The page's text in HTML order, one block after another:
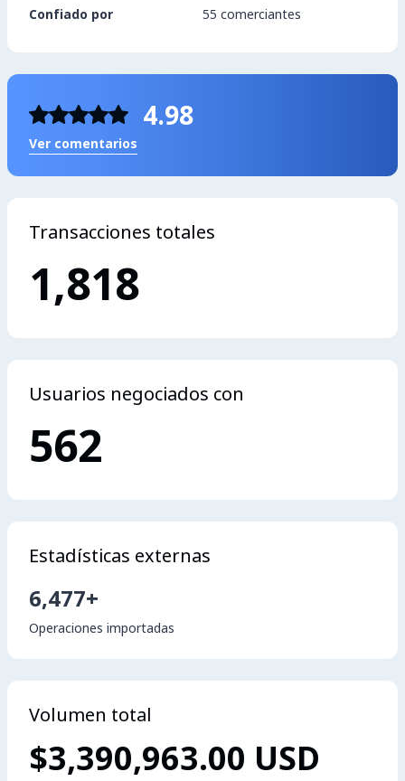
Confiado por
55 comerciantes
4.98
Ver comentarios
Transacciones totales
1,818
Usuarios negociados con
562
Estadísticas externas
6,477+
Operaciones importadas
Volumen total
$3,390,963.00 USD